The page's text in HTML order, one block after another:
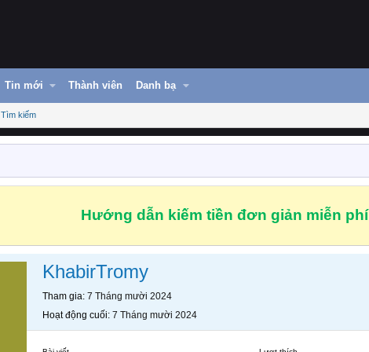
Tin mới Thành viên Danh bạ
Tìm kiếm
Hướng dẫn kiếm tiền đơn giản miễn phí
KhabirTromy
Tham gia 7 Tháng mười 2024
Hoạt động cuối 7 Tháng mười 2024